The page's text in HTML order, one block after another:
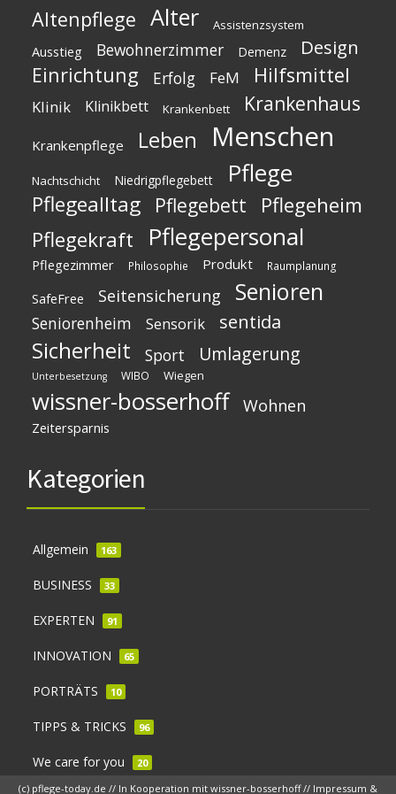
Altenpflege Alter Assistenzsystem
Ausstieg Bewohnerzimmer Demenz Design
Einrichtung Erfolg FeM Hilfsmittel
Klinik Klinikbett Krankenbett Krankenhaus
Krankenpflege Leben Menschen
Nachtschicht Niedrigpflegebett Pflege
Pflegealltag Pflegebett
Pflegeheim
Pflegekraft
Pflegepersonal
Pflegezimmer Philosophie Produkt Raumplanung
SafeFree Seitensicherung Senioren
Seniorenheim Sensorik sentida
Sicherheit Sport Umlagerung
Unterbesetzung WIBO Wiegen
wissner-bosserhoff Wohnen
Zeitersparnis
Kategorien
Allgemein 163
BUSINESS 33
EXPERTEN 91
INNOVATION 65
PORTRÄTS 10
TIPPS & TRICKS 96
We care for you
20
(c) pflege-today.de // In Kooperation mit wissner-bosserhoff// Impressum &